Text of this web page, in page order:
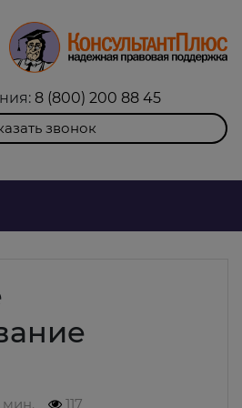
8 (800) 200 88 45
звонок
мин. 117